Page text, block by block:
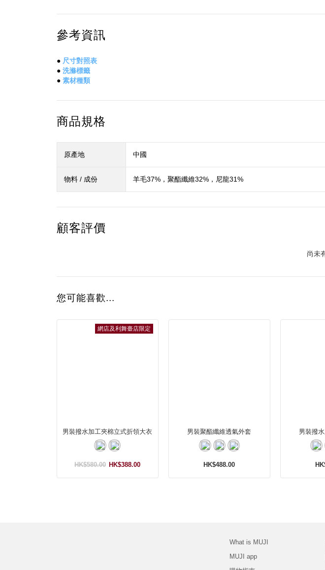
參考資訊
● 尺寸對照表
● 洗滌標籤
● 素材種類
商品規格
原產地 中國
物料 / 成份 羊毛37%，聚酯纖維32%，尼龍31%
顧客評價
尚未
您可能喜歡...
網店及利舞臺店限定
男裝撥水加工夾棉立式折領大衣
HK$388.00
HK$580.00
男裝聚酯纖維透氣外套
HK$488.00
男裝撥
What is MUJI
MUJI app